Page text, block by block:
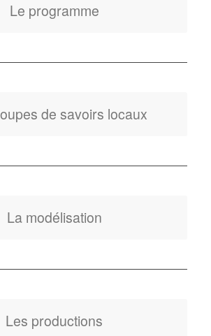
Le programme
de savoirs locaux
La modélisation
Les productions